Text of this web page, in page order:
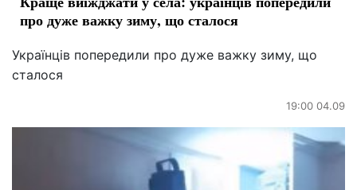
про дуже важку зиму, що сталося
Українців попередили про дуже важку зиму, що
сталося
19:00 04.09